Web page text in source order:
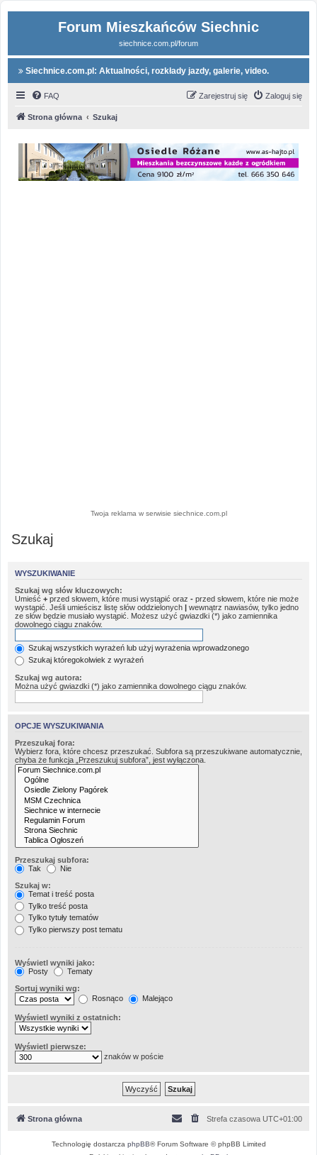
Forum Mieszkańców Siechnic
siechnice.com.pl/forum
Siechnice.com.pl: Aktualności, rozkłady jazdy, galerie, video.
FAQ Zaloguj się
Zarejestruj się
Strona główna Szukaj
Twoja reklama w serwisie siechnice.com.pl
Szukaj
WYSZUKIWANIE
Szukaj wg słów kluczowych:
Umieść + przed słowem, które musi wystąpić oraz - przed słowem, które nie może
wystąpić. Jeśli umieścisz listę słów oddzielonych
wewnątrz nawiasów, tylko jedno
ze słów będzie musiało wystąpić. Możesz użyć gwiazdki (*) jako zamiennika
dowolnego ciągu znaków.
Szukaj wszystkich wyrażeń lub użyj wyrażenia wprowadzonego
Szukaj któregokolwiek z wyrażeń
Szukaj wg autora:
Można użyć gwiazdki (*) jako zamiennika dowolnego ciągu znaków.
OPCJE WYSZUKIWANIA
Przeszukaj fora:
Wybierz fora, które chcesz przeszukać. Subfora są przeszukiwane automatycznie,
chyba że funkcja „Przeszukuj subfora”, jest wyłączona.
Przeszukaj subfora:
Tak
Nie
Szukaj w:
Temat i treść posta
Tylko treść posta
Tylko tytuły tematów
Tylko pierwszy post tematu
Wyświetl wyniki jako:
Posty
Tematy
Sortuj wyniki wg:
Rosnąco
Malejąco
Wyświetl wyniki z ostatnich:
Wyświetl pierwsze:
znaków w poście
Strona główna Strefa czasowa UTC+01:00
Technologię dostarcza phpBB® Forum Software © phpBB Limited